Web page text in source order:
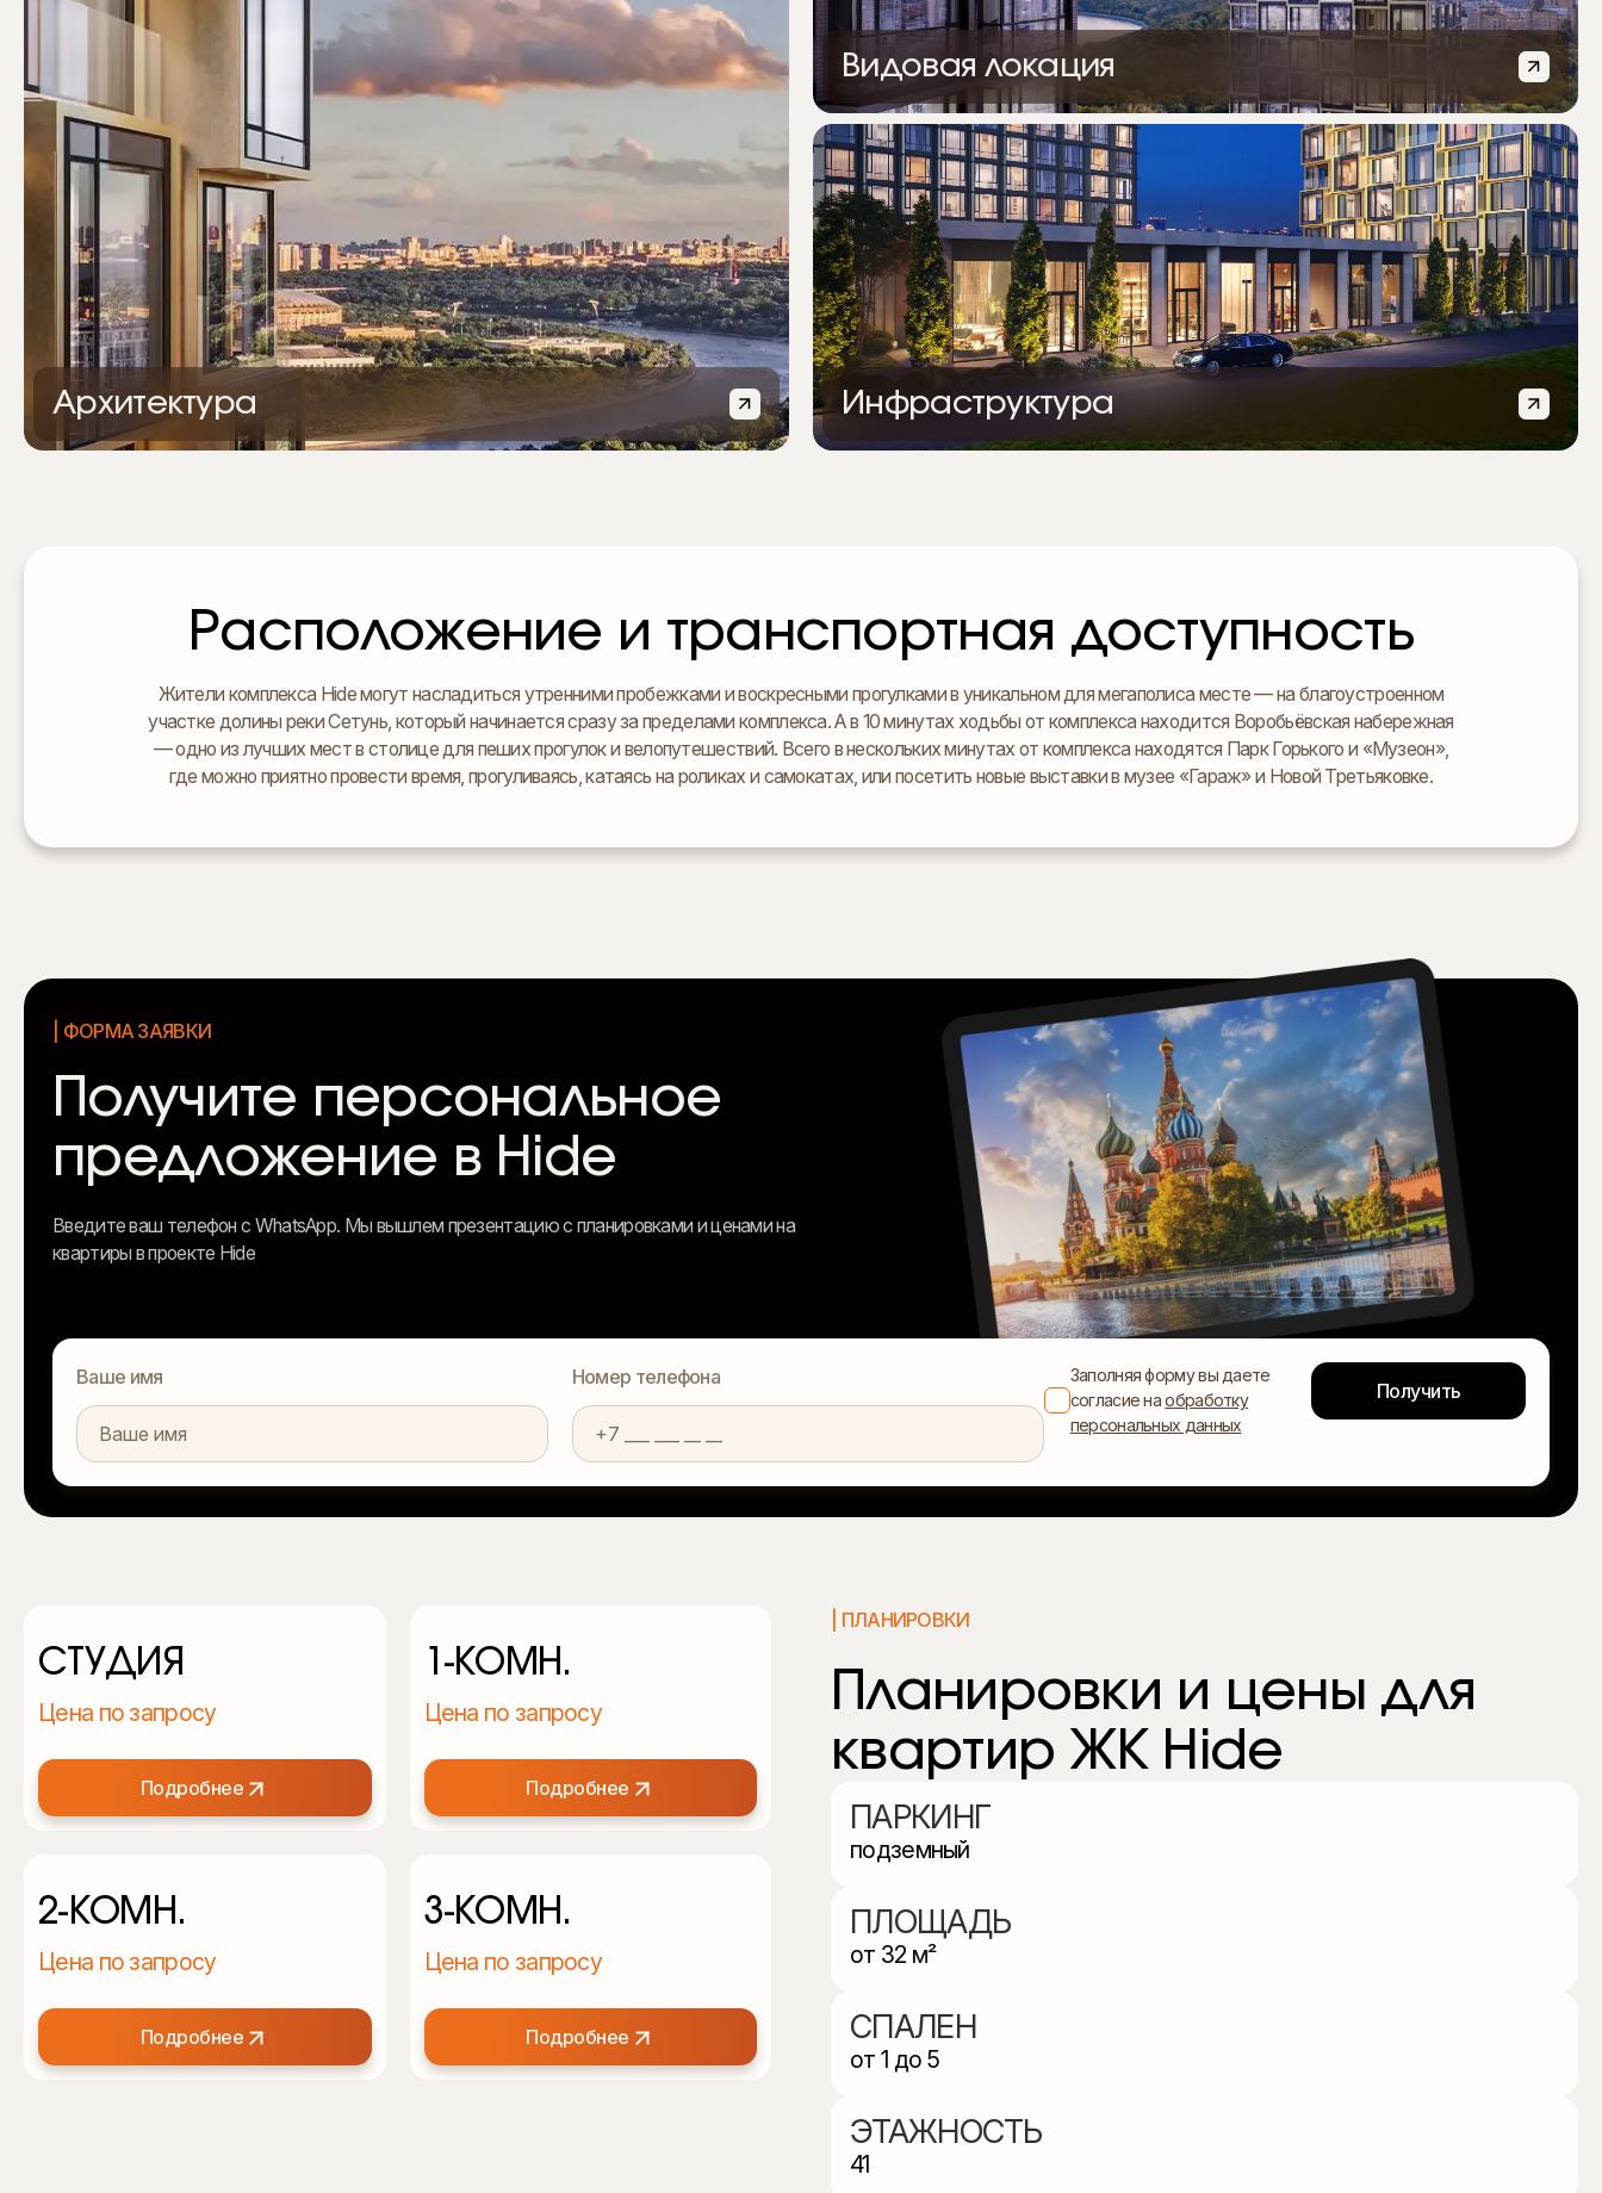
Архитектура
Вентилируемые фасады жилого комплекса Hide выполнены из стекла и
Видовая локация
В квартирах и общественных пространствах установлены панорамные окна, которые
пропускают много естественного света. Окна в пол в 85% квартир и общественных
пространств обеспечивают максимум естественного освещения, а за комфортный
климат отвечают энергоэффективное стекло и встроенные внутрипольные
конвекторы.
Инфраструктура
При создании комплекса большое внимание уделялось комфорту будущих жителей.
Расположение и транспортная доступность
Жители комплекса Hide могут насладиться утренними пробежками и воскресными прогулками в уникальном для мегаполиса месте — на благоустроенном
участке долины реки Сетунь, который начинается сразу за пределами комплекса. А в 10 минутах ходьбы от комплекса находится Воробьёвская набережная
— одно из лучших мест в столице для пеших прогулок и велопутешествий. Всего в нескольких минутах от комплекса находятся Парк Горького и «Музеон»,
где можно приятно провести время, прогуливаясь, катаясь на роликах и самокатах, или посетить новые выставки в музее «Гараж» и Новой Третьяковке.
| ФОРМА ЗАЯВКИ
Получите персональное
предложение в Hide
Введите ваш телефон c WhatsApp. Мы вышлем презентацию с планировками и ценами на
квартиры в проекте Hide
Ваше имя Номер телефона
Заполняя форму вы даете
согласие наобработку
персональных данных
СТУДИЯ
Цена по запросу
Подробнее
1-КОМН.
Цена по запросу
Подробнее
2-КОМН.
Цена по запросу
Подробнее
3-КОМН.
Цена по запросу
Подробнее
| ПЛАНИРОВКИ
Планировки и цены для
квартир ЖК Hide
ПАРКИНГ
подземный
ПЛОЩАДЬ
от 32 м²
СПАЛЕН
от 1 до 5
ЭТАЖНОСТЬ
41